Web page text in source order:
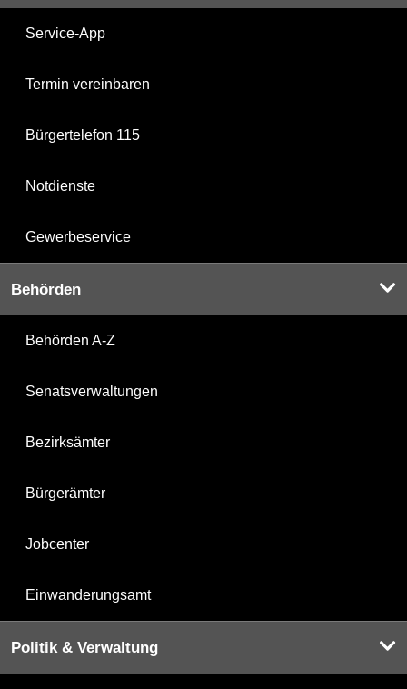
Service-App
Termin vereinbaren
Bürgertelefon 115
Notdienste
Gewerbeservice
Behörden
Behörden A-Z
Senatsverwaltungen
Bezirksämter
Bürgerämter
Jobcenter
Einwanderungsamt
Politik & Verwaltung